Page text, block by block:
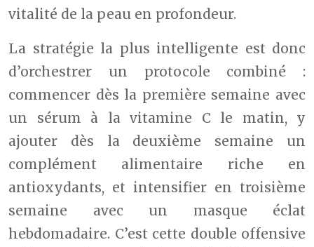
vitalité de la peau en profondeur.
La stratégie la plus intelligente est donc
d’orchestrer un protocole combiné :
commencer dès la première semaine avec
un sérum à la vitamine C le matin, y
ajouter dès la deuxième semaine un
complément alimentaire riche en
antioxydants, et intensifier en troisième
semaine avec un masque éclat
hebdomadaire. C’est cette double offensive